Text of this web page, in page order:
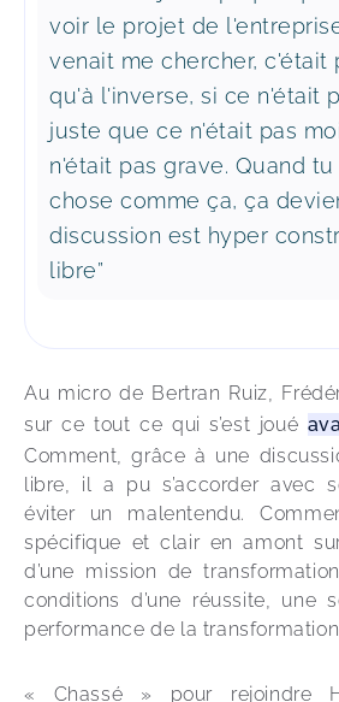
voir le projet de
venait me chercher, c'était
qu'à l'inverse, si ce n'était
juste que ce n'était pas
n'était pas grave. Quand
chose comme ça, ça
discussion est hyper
libre”
Au micro de Bertran Ruiz,
sur ce tout ce qui s’est joué
Comment, grâce à une
libre, il a pu s’accorder avec
éviter un malentendu.
spécifique et clair en amont
d’une mission de
conditions d’une réussite, une
performance de la
« Chassé » pour rejoindre